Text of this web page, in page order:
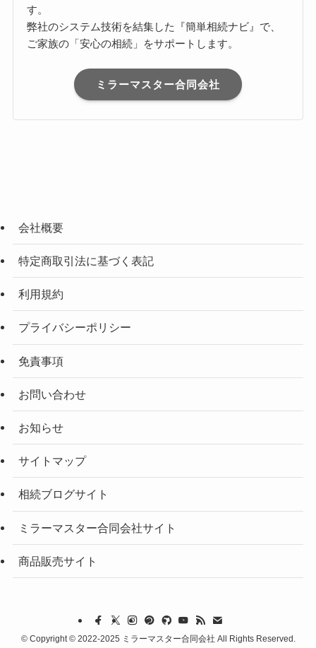
す。
弊社のシステム技術を結集した『簡単相続ナビ』で、
ご家族の「安心の相続」をサポートします。
ミラーマスター合同会社
会社概要
特定商取引法に基づく表記
利用規約
プライバシーポリシー
免責事項
お問い合わせ
お知らせ
サイトマップ
相続ブログサイト
ミラーマスター合同会社サイト
商品販売サイト
©Copyright © 2022-2025 ミラーマスター合同会社 All Rights Reserved.